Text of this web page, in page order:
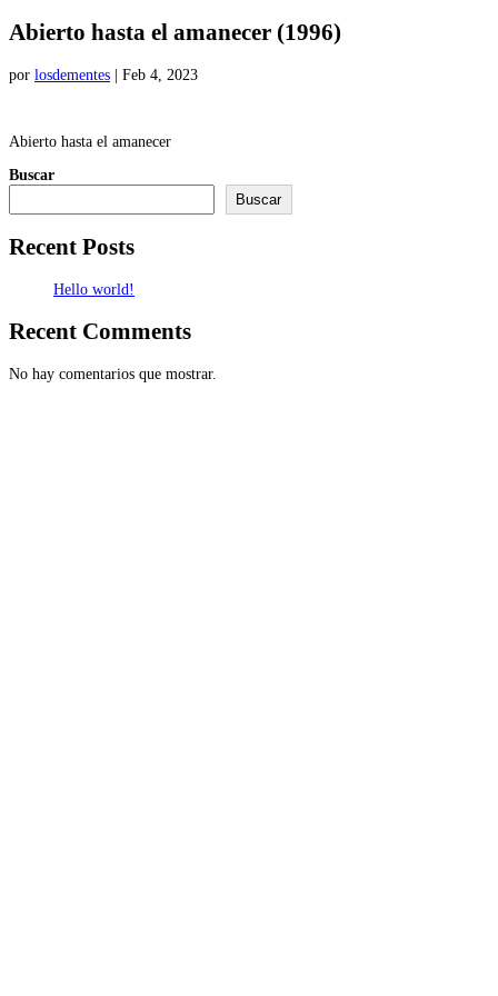
Abierto hasta el amanecer (1996)
por losdementes Feb 4, 2023
Abierto hasta el amanecer
Buscar
Buscar
Recent Posts
Hello world!
Recent Comments
No hay comentarios que mostrar.